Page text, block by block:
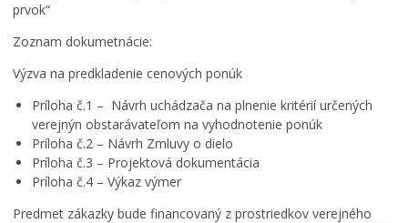
prvok“
Zoznam dokumetnácie:
Výzva na predkladenie cenových ponúk
Príloha č.1 – Návrh uchádzača na plnenie kritérií určených
verejnýn obstarávateľom na vyhodnotenie ponúk
Príloha č.2 – Návrh Zmluvy o dielo
Príloha č.3 – Projektová dokumentácia
Príloha č.4 – Výkaz výmer
Predmet zákazky bude financovaný z prostriedkov verejného